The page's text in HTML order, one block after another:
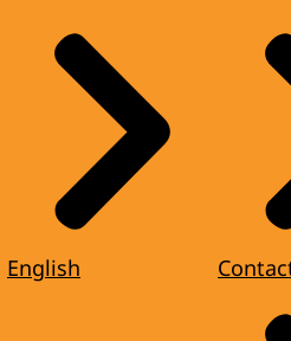
English